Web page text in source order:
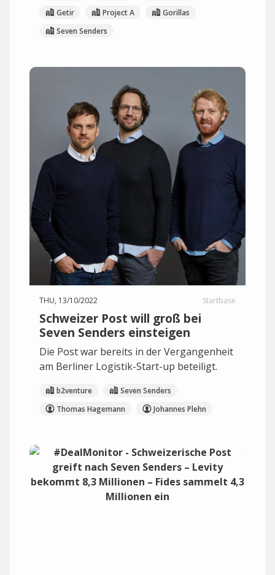
Getir
Project A
Gorillas
Seven Senders
THU, 13/10/2022 Startbase
Schweizer Post will groß bei
Seven Senders einsteigen
Die Post war bereits in der Vergangenheit
am Berliner Logistik-Start-up beteiligt.
b2venture
Seven Senders
Thomas Hagemann
Johannes Plehn